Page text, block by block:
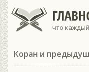
что
Коран и